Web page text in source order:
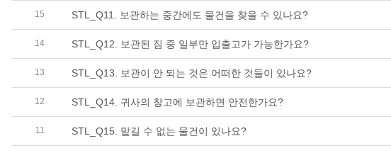
15 STL_Q11. 보관하는 중간에도 물건을 찾을 수 있나요?
14 STL_Q12. 보관된 짐 중 일부만 입출고가 가능한가요?
13 STL_Q13. 보관이 안 되는 것은 어떠한 것들이 있나요?
12 STL_Q14. 귀사의 창고에 보관하면 안전한가요?
11 STL_Q15. 맡길 수 없는 물건이 있나요?